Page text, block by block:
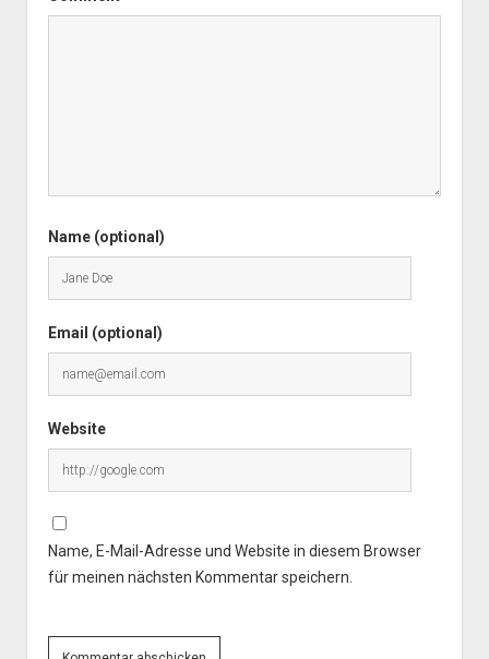
Name (optional)
Email (optional)
Website
Name, E-Mail-Adresse und Website in diesem Browser
für meinen nächsten Kommentar speichern.